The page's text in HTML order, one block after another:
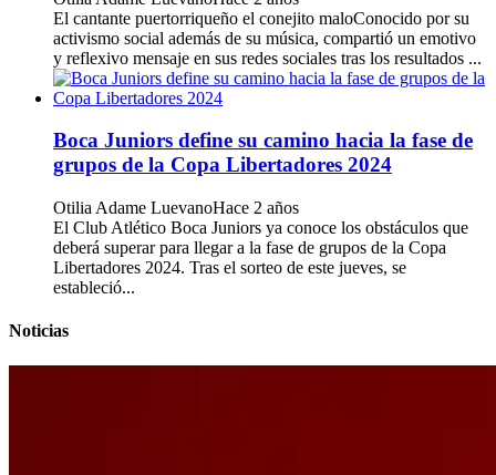
El cantante puertorriqueño el conejito maloConocido por su
activismo social además de su música, compartió un emotivo
y reflexivo mensaje en sus redes sociales tras los resultados ...
Boca Juniors define su camino hacia la fase de
grupos de la Copa Libertadores 2024
Otilia Adame LuevanoHace 2 años
El Club Atlético Boca Juniors ya conoce los obstáculos que
deberá superar para llegar a la fase de grupos de la Copa
Libertadores 2024. Tras el sorteo de este jueves, se
estableció...
Noticias